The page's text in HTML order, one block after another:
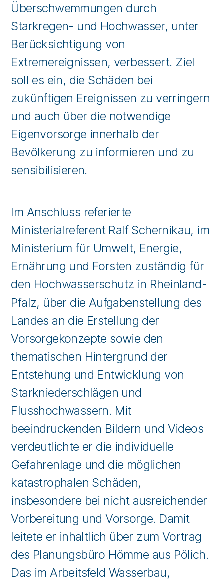
Überschwemmungen durch
Starkregen- und Hochwasser, unter
Berücksichtigung von
Extremereignissen, verbessert. Ziel
soll es ein, die Schäden bei
zukünftigen Ereignissen zu verringern
und auch über die notwendige
Eigenvorsorge innerhalb der
Bevölkerung zu informieren und zu
sensibilisieren.
Im Anschluss referierte
Ministerialreferent Ralf Schernikau, im
Ministerium für Umwelt, Energie,
Ernährung und Forsten zuständig für
den Hochwasserschutz in Rheinland-
Pfalz, über die Aufgabenstellung des
Landes an die Erstellung der
Vorsorgekonzepte sowie den
thematischen Hintergrund der
Entstehung und Entwicklung von
Starkniederschlägen und
Flusshochwassern. Mit
beeindruckenden Bildern und Videos
verdeutlichte er die individuelle
Gefahrenlage und die möglichen
katastrophalen Schäden,
insbesondere bei nicht ausreichender
Vorbereitung und Vorsorge. Damit
leitete er inhaltlich über zum Vortrag
des Planungsbüro Hömme aus Pölich.
Das im Arbeitsfeld Wasserbau,